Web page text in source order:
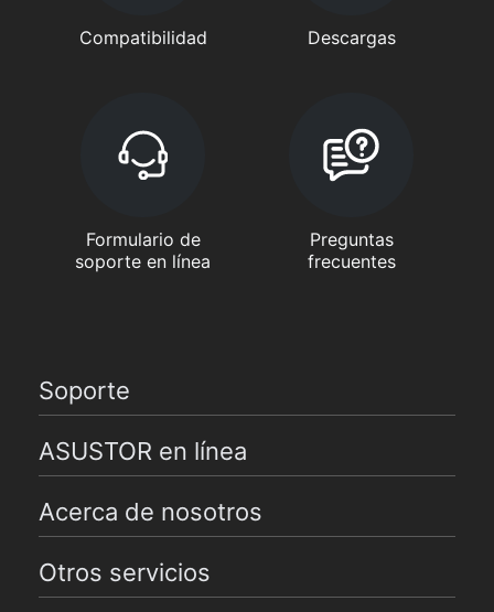
Compatibilidad Descargas
Formulario de
soporte en línea
Preguntas
frecuentes
Soporte
ASUSTOR en línea
Acerca de nosotros
Otros servicios